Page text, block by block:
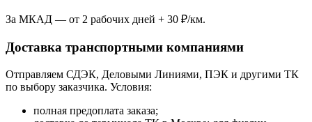
За МКАД — от 2 рабочих дней + 30 ₽/км.
Доставка транспортными компаниями
Отправляем СДЭК, Деловыми Линиями, ПЭК и другими ТК
по выбору заказчика. Условия:
полная предоплата заказа;